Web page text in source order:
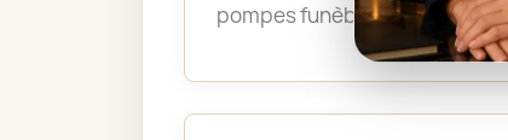
pompes funèbres lorsque les